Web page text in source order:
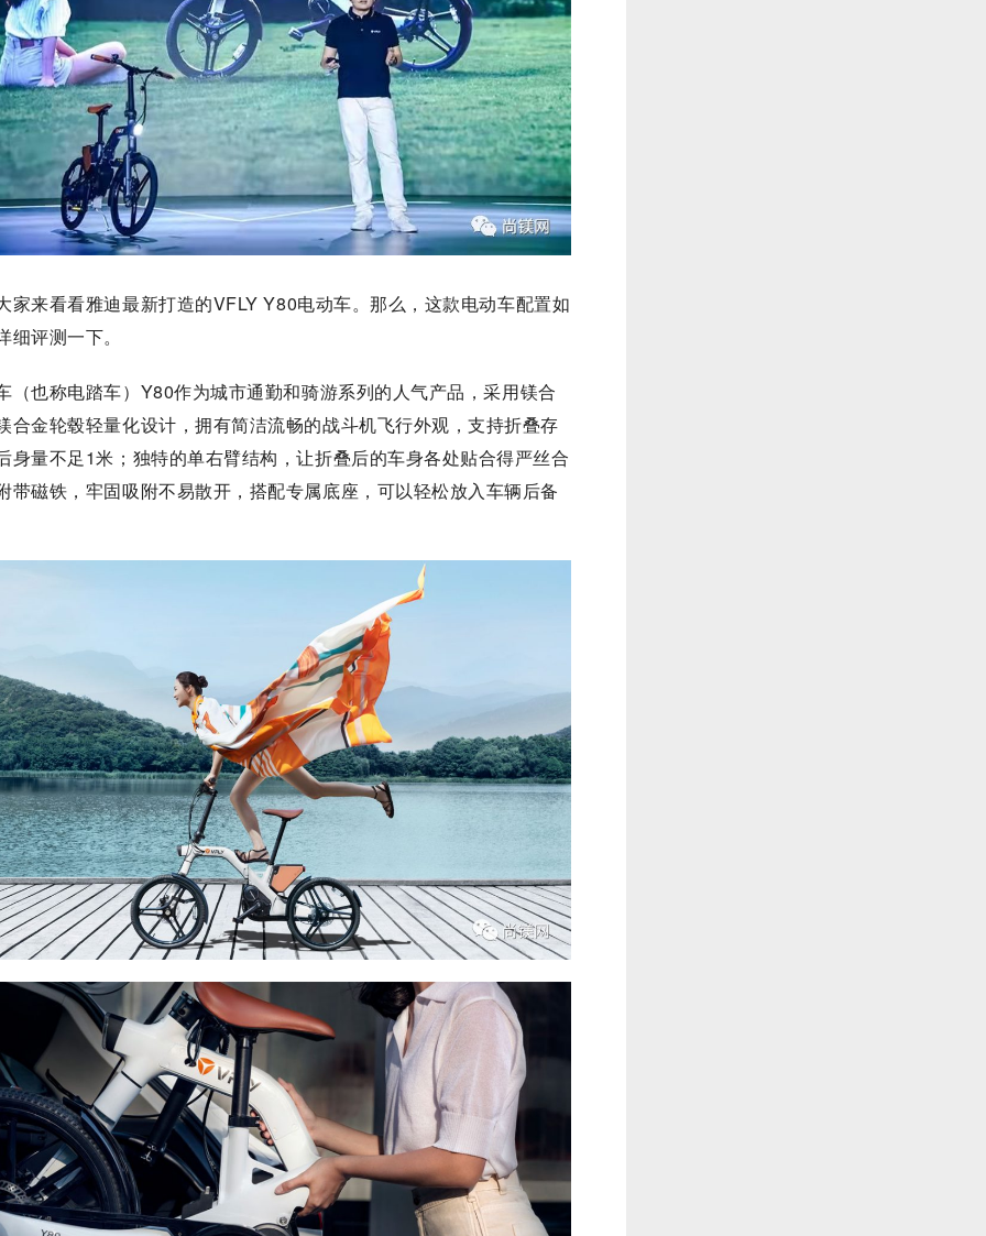
家来看看雅迪最新打造的VFLY Y80电动车。那么，这款电动车配置如
细评测一下。
（也称电踏车）Y80作为城市通勤和骑游系列的人气产品 ，采用镁合
合金轮毂轻量化设计，拥有简洁流畅的战斗机飞行外观，支持折叠存
身量不足1米；独特的单右臂结构，让折叠后的车身各处贴合得严丝合
带磁铁，牢固吸附不易散开，搭配专属底座，可以轻松放入车辆后备